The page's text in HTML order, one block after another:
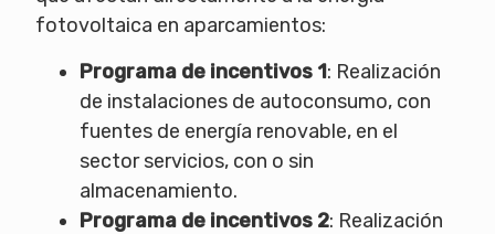
fotovoltaica en aparcamientos:
Programa de incentivos 1: Realización
de instalaciones de autoconsumo, con
fuentes de energía renovable, en el
sector servicios, con o sin
almacenamiento.
Programa de incentivos 2: Realización